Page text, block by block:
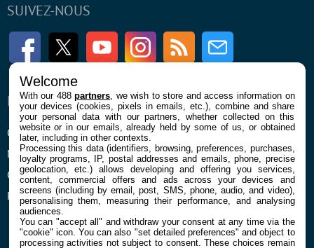
SUIVEZ-NOUS
FacebookTwitter Youtube InstagramRSS Newsletter
ENTREPRISE
Qui sommes nous
Mentions légales et CGU
Confidentialité et Cookies
Préférences cookies
À PROPOS
La rédaction
Contact
Welcome
With our 488partners , we wish to store and access information on
your devices (cookies, pixels in emails, etc.), combine and share
your personal data with our partners, whether collected on this
website or in our emails, already held by some of us, or obtained
later, including in other contexts.
Processing this data (identifiers, browsing, preferences, purchases,
loyalty programs, IP, postal addresses and emails, phone, precise
geolocation, etc.) allows developing and offering you services,
content, commercial offers and ads across your devices and
screens (including by email, post, SMS, phone, audio, and video),
personalising them, measuring their performance, and analysing
audiences.
You can "accept all" and withdraw your consent at any time via the
"cookie" icon. You can also "set detailed preferences" and object to
processing activities not subject to consent. These choices remain